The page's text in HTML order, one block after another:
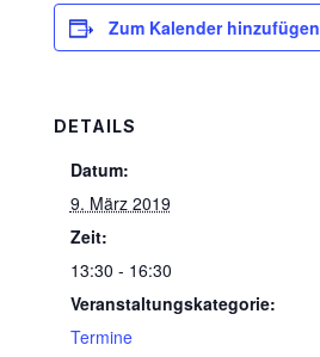
Zum Kalender hinzufügen
DETAILS
Datum:
9. März 2019
Zeit:
13:30 - 16:30
Veranstaltungskategorie:
Termine